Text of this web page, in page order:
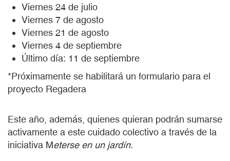
Viernes 24 de julio
Viernes 7 de agosto
Viernes 21 de agosto
Viernes 4 de septiembre
Último día: 11 de septiembre
*Próximamente se habilitará un formulario para el
proyecto Regadera
Este año, además, quienes quieran podrán sumarse
activamente a este cuidado colectivo a través de la
iniciativa Meterse en un jardín.